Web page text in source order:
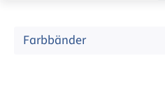
Farbbänder